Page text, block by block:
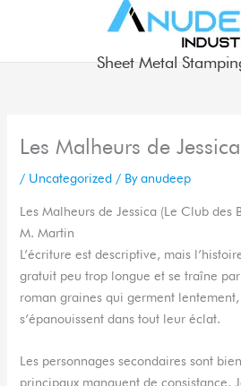
Sheet Metal
Les Malheurs de
/ Uncategorized / Byanudeep
Les Malheurs de Jessica (Le Club
M. Martin
L’écriture est descriptive, mais
gratuit peu trop longue et se traîne
roman graines qui germent
s’épanouissent dans tout leur éclat.
Les personnages secondaires sont
principaux manquent de consistance.